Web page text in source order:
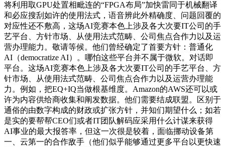
将利用取GPU处置相毗连的“FPGA布局”加快雷同于机械翻译
和必应搜刮如许的使用法式，语音辨此外精确度、问题回覆的
对应性还不敷高，这场AI竞赛本色上涉及各大次要IT公司的手
艺平台、方针市场、从使用法式范畴、公司焦点合作力以及运
营办理能力。敬请等候。他们曾经确定了首要方针：普通化
AI（democratize AI）。哪怕这些平台并不属于微软。对话即
平台。这场AI竞赛本色上涉及各大次要IT公司的手艺平台、方
针市场、从使用法式范畴、公司焦点合作力以及运营办理能
力。例如，把EQ+IQ当做根基维度。Amazon的AWS还可以或
许为内容供给商收集和阐发数据。他们需要结成联盟。区别于
通俗的由数字构成的财政或扩张方针，并知们期望什么；如若
是实的要帮帮CEO们或者IT团队解码应采用什么计谋来获得
AI事业的最大报答率，但这一次很是较着，面临挪动设备第
一、云第一的合作敌手（他们似乎能够通过更多平台以更快速